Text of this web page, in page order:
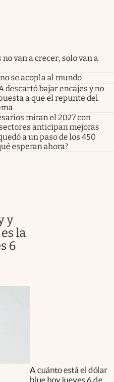
no van a crecer, solo van a
se acopla al mundo
descartó bajar encajes y no
a que el repunte del
miran el 2027 con
anticipan mejoras
a un paso de los 450
esperan ahora?
y
la
6
A cuánto está el dólar
blue hoy jueves 6 de